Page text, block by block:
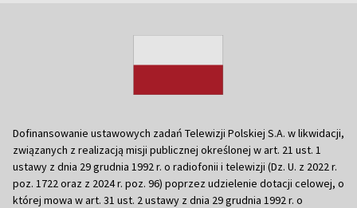
Dofinansowanie ustawowych zadań Telewizji Polskiej S.A. w likwidacji,
związanych z realizacją misji publicznej określonej w art. 21 ust. 1
ustawy z dnia 29 grudnia 1992 r. o radiofonii i telewizji (Dz. U. z 2022 r.
poz. 1722 oraz z 2024 r. poz. 96) poprzez udzielenie dotacji celowej, o
której mowa w art. 31 ust. 2 ustawy z dnia 29 grudnia 1992 r. o